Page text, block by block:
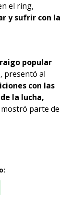
el ring,
y sufrir con la
popular
, presentó al
con las
la lucha,
parte de